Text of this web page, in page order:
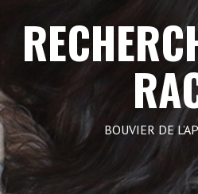
NOTIONS DE
VERS LE SITE
BOUVIER DE